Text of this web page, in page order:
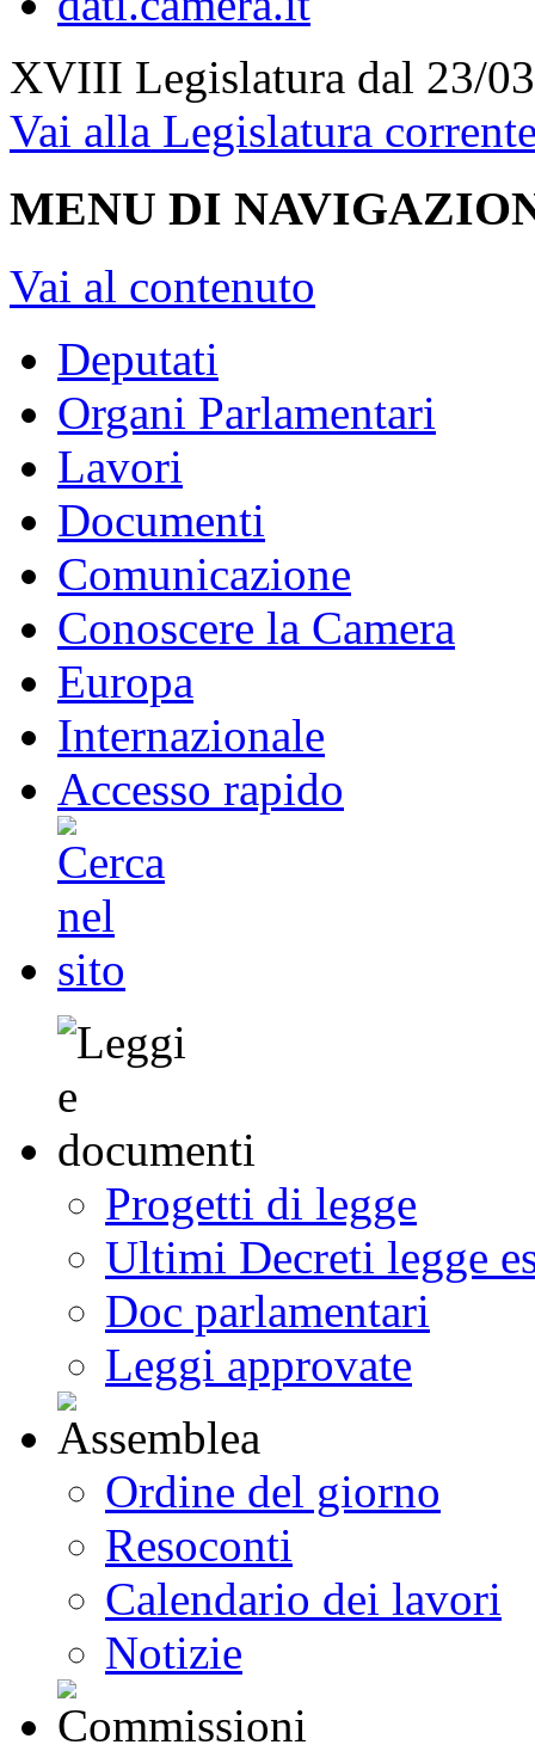
XVIII Legislatura dal 23/
Vai alla Legislatura
MENU DI
Vai al contenuto
Deputati
Organi Parlamentari
Lavori
Documenti
Comunicazione
Conoscere la Camera
Europa
Internazionale
Accesso rapido
Progetti di legge
Ultimi Decreti legge
Doc parlamentari
Leggi approvate
Ordine del giorno
Resoconti
Calendario dei lavori
Notizie